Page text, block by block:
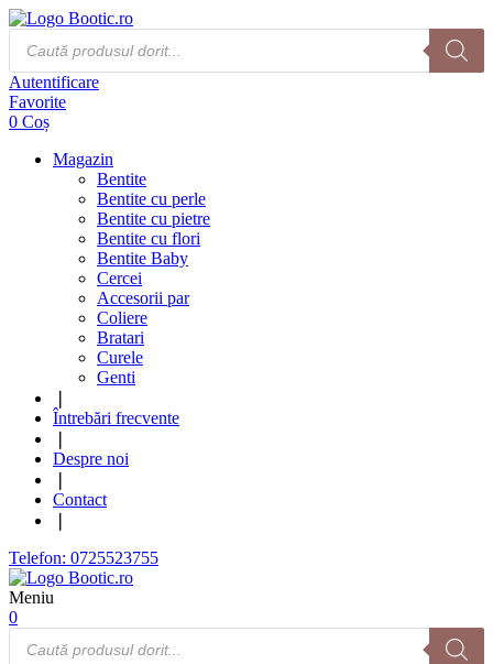
Products
search
Autentificare
Favorite
0 Coș
Magazin
Bentite
Bentite cu perle
Bentite cu pietre
Bentite cu flori
Bentite Baby
Cercei
Accesorii par
Coliere
Bratari
Curele
Genti
Întrebări frecvente
Despre noi
Contact
Telefon: 0725523755
Meniu
0
Products
search